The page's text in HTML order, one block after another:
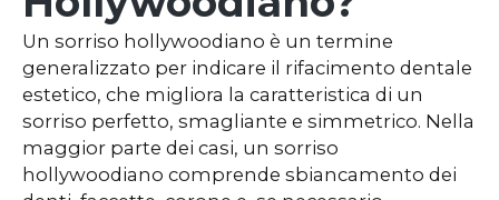
Un sorriso hollywoodiano è un termine
generalizzato per indicare il rifacimento dentale
estetico, che migliora la caratteristica di un
sorriso perfetto, smagliante e simmetrico. Nella
maggior parte dei casi, un sorriso
hollywoodiano comprende sbiancamento dei